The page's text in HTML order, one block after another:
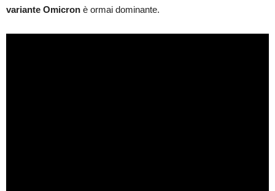
variante Omicron è ormai dominante.